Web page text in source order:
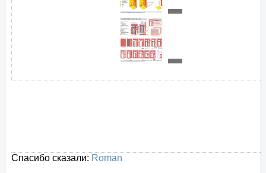
Спасибо сказали: Roman